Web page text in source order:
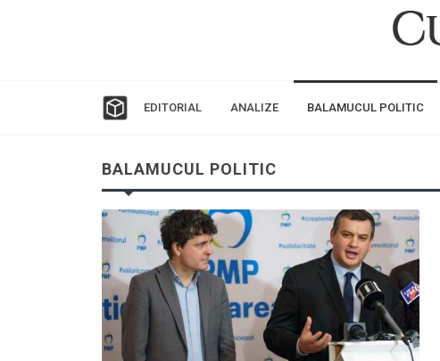
EDITORIAL ANALIZE BALAMUCUL POLITIC
BALAMUCUL POLITIC